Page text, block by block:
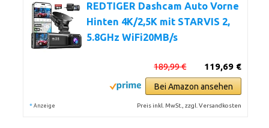
REDTIGER Dashcam Auto Vorne
Hinten 4K/2,5K mit STARVIS 2,
5.8GHz WiFi20MB/s
119,69 €
189,99 €
Bei Amazon ansehen
* Anzeige Preis inkl. MwSt., zzgl. Versandkosten